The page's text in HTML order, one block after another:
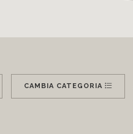
CAMBIA CATEGORIA